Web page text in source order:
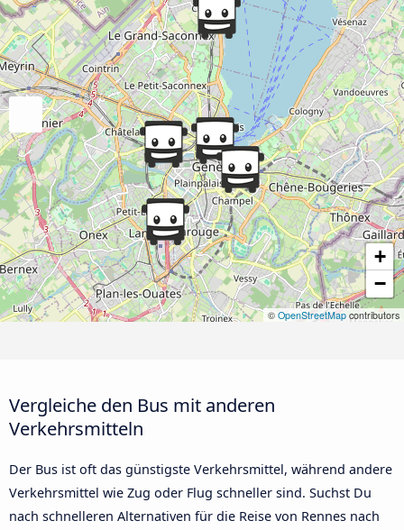
+
−
© OpenStreetMap contributors
Vergleiche den Bus mit anderen
Verkehrsmitteln
Der Bus ist oft das günstigste Verkehrsmittel, während andere
Verkehrsmittel wie Zug oder Flug schneller sind. Suchst Du
nach schnelleren Alternativen für die Reise von Rennes nach